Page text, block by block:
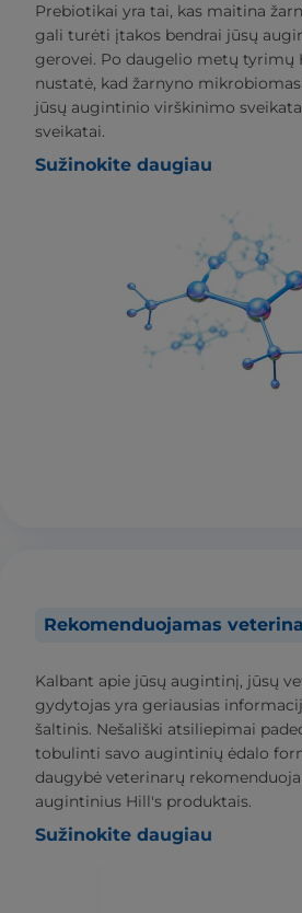
Prebiotikai yra tai, kas maitina
gali turėti įtakos bendrai jūsų
gerovei. Po daugelio metų tyrimų
nustatė, kad žarnyno
jūsų augintinio virškinimo
sveikatai.
Sužinokite daugiau
Rekomenduojamas
Kalbant apie jūsų augintinį, jūsų
gydytojas yra geriausias
šaltinis. Nešališki atsiliepimai
tobulinti savo augintinių ėdalo
daugybė veterinarų
augintinius Hill's produktais.
Sužinokite daugiau